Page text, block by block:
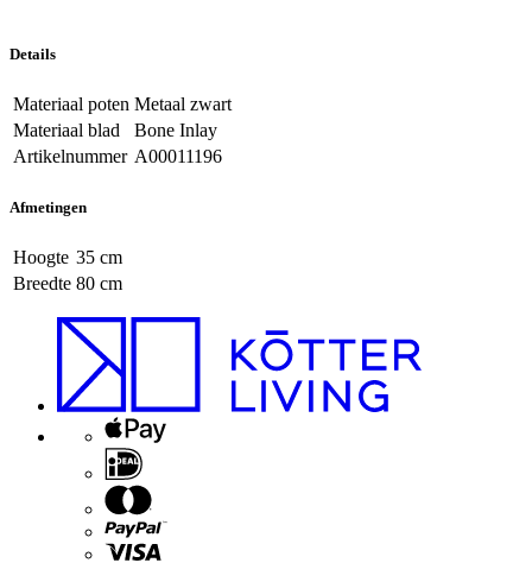
Details
Materiaal poten Metaal zwart
Materiaal blad
Bone Inlay
Artikelnummer A00011196
Afmetingen
Hoogte 35 cm
Breedte 80 cm